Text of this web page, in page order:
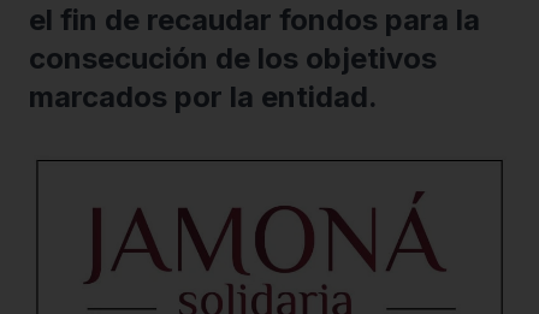
el fin de recaudar fondos para la
consecución de los objetivos
marcados por la entidad.